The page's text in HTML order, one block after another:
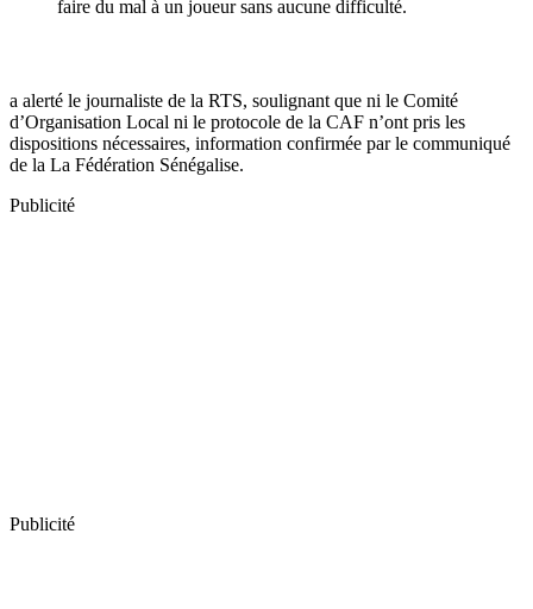
faire du mal à un joueur sans aucune difficulté.
a alerté le journaliste de la RTS, soulignant que ni le Comité
d’Organisation Local ni le protocole de la CAF n’ont pris les
dispositions nécessaires, information confirmée par le communiqué
de la La Fédération Sénégalise.
Publicité
Publicité